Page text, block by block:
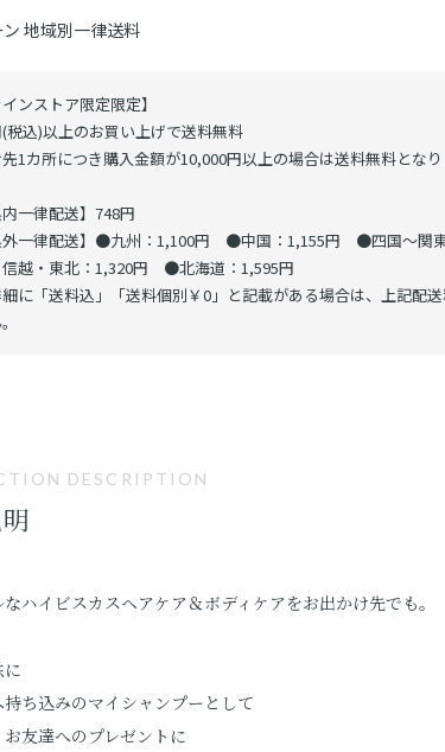
地域別一律送料
インストア限定限定】
税込)以上のお買い上げで送料無料
1カ所につき購入金額が10,000円以上の場合は送料無料となり
内一律配送】748円
外一律配送】●九州：1,100円 ●中国：1,155円 ●四国～関
越・東北：1,320円 ●北海道：1,595円
に「送料込」「送料個別￥0」と記載がある場合は、上記配
DESCRIPTION
ハイビスカスヘアケア＆ボディケアをお出かけ先でも。
ち込みのマイシャンプーとして
友達へのプレゼントに